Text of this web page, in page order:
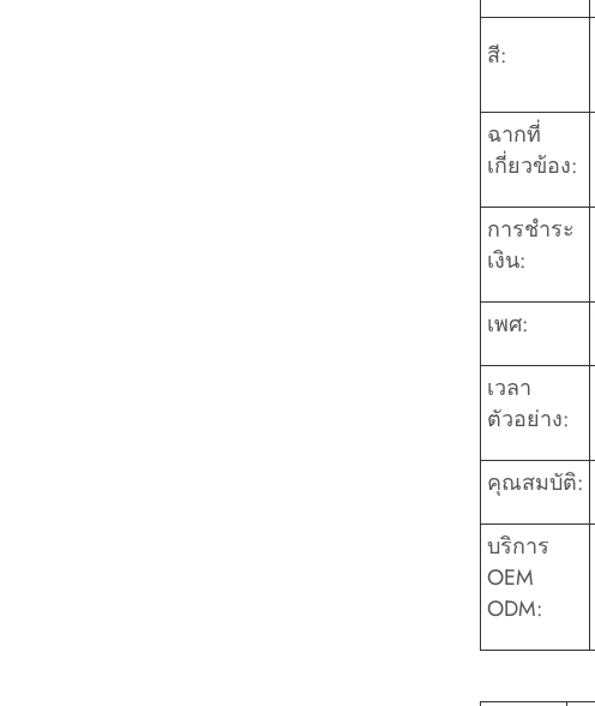
สี:
ฉากที่
เกี่ยวข้อง:
การชำระ
เงิน:
เพศ:
เวลา
ตัวอย่าง:
คุณสมบัติ:
บริการ
OEM
ODM: